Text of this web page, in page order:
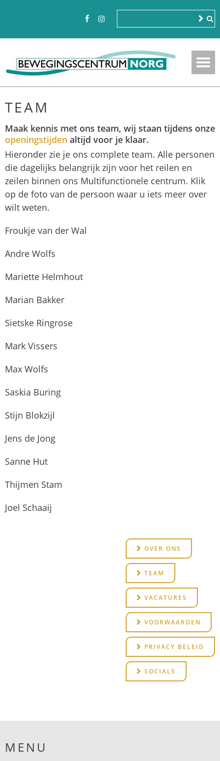
TEAM
Maak kennis met ons team, wij staan tijdens onze
openingstijden altijd voor je klaar.
Hieronder zie je ons complete team. Alle personen
die dagelijks belangrijk zijn voor het reilen en
zeilen binnen ons Multifunctionele centrum. Klik
op de foto van de persoon waar u iets meer over
wilt weten.
Froukje van der Wal
Andre Wolfs
Mariette Helmhout
Marian Bakker
Sietske Ringrose
Mark Vissers
Max Wolfs
Saskia Buring
Stijn Blokzijl
Jens de Jong
Sanne Hut
Thijmen Stam
Joel Schaaij
OVER ONS
TEAM
VACATURES
VOORWAARDEN
PRIVACY BELEID
SOCIALS
MENU